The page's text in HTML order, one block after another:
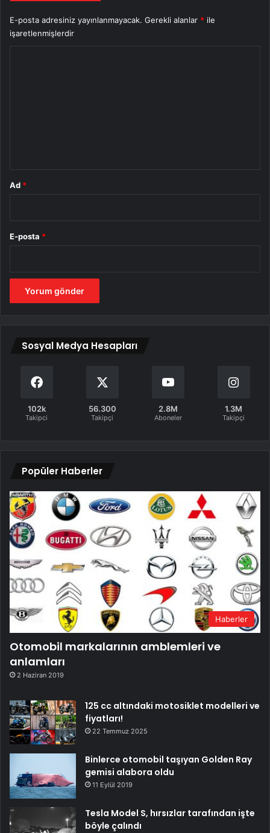
E-posta adresiniz yayınlanmayacak. Gerekli alanlar * ile
işaretlenmişlerdir
Ad *
E-posta *
Sosyal Medya Hesapları
102k
Takipci
56.300
Takipçi
2.8M
Aboneler
1.3M
Takipçi
Popüler Haberler
Haberler
Otomobil markalarının amblemleri ve
anlamları
2 Haziran 2019
125 cc altındaki motosiklet modelleri ve
fiyatları!
22 Temmuz 2025
Binlerce otomobil taşıyan Golden Ray
gemisi alabora oldu
11 Eylül 2019
Tesla Model S, hırsızlar tarafından işte
böyle çalındı